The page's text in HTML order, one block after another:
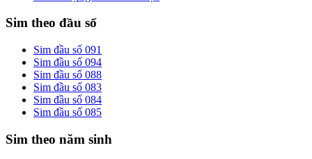
Sim theo đầu số
Sim đầu số 091
Sim đầu số 094
Sim đầu số 088
Sim đầu số 083
Sim đầu số 084
Sim đầu số 085
Sim theo năm sinh